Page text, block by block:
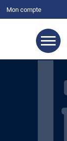
Mon compte